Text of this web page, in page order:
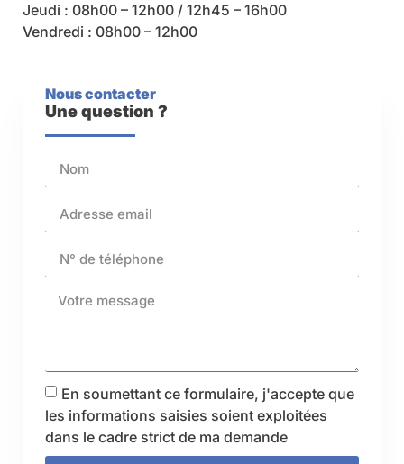
Jeudi : 08h00 – 12h00 / 12h45 – 16h00
Vendredi : 08h00 – 12h00
Nous contacter
Une question ?
En soumettant ce formulaire, j'accepte que
les informations saisies soient exploitées
dans le cadre strict de ma demande